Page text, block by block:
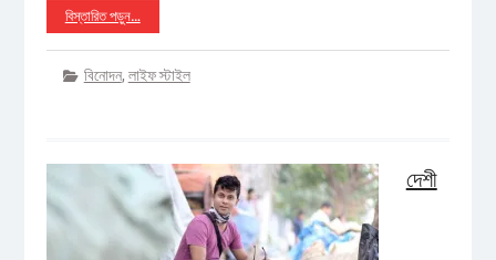
বিস্তারিত পড়ুন…
বিনোদন, লাইফ স্টাইল
দেশী